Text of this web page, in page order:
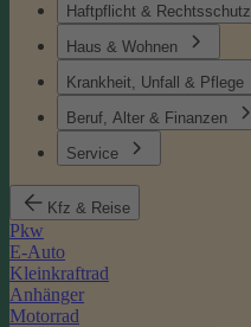
Haftpflicht & Rechtsschutz
Haus & Wohnen
Krankheit, Unfall & Pflege
Beruf, Alter & Finanzen
Service
Kfz & Reise
Pkw
E-Auto
Kleinkraftrad
Anhänger
Motorrad